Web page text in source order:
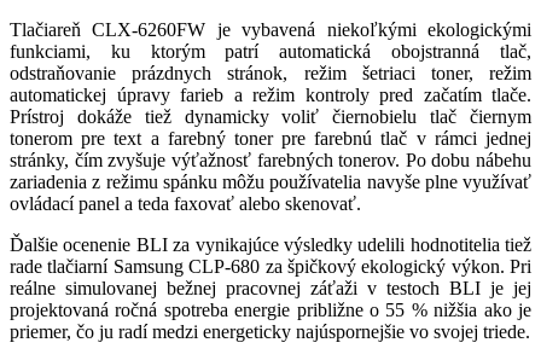
Tlačiareň CLX-6260FW je vybavená niekoľkými ekologickými
funkciami, ku ktorým patrí automatická obojstranná tlač,
odstraňovanie prázdnych stránok, režim šetriaci toner, režim
automatickej úpravy farieb a režim kontroly pred začatím tlače.
Prístroj dokáže tiež dynamicky voliť čiernobielu tlač čiernym
tonerom pre text a farebný toner pre farebnú tlač v rámci jednej
stránky, čím zvyšuje výťažnosť farebných tonerov. Po dobu nábehu
zariadenia z režimu spánku môžu používatelia navyše plne využívať
ovládací panel a teda faxovať alebo skenovať.
Ďalšie ocenenie BLI za vynikajúce výsledky udelili hodnotitelia tiež
rade tlačiarní Samsung CLP-680 za špičkový ekologický výkon. Pri
reálne simulovanej bežnej pracovnej záťaži v testoch BLI je jej
projektovaná ročná spotreba energie približne o 55 % nižšia ako je
priemer, čo ju radí medzi energeticky najúspornejšie vo svojej triede.